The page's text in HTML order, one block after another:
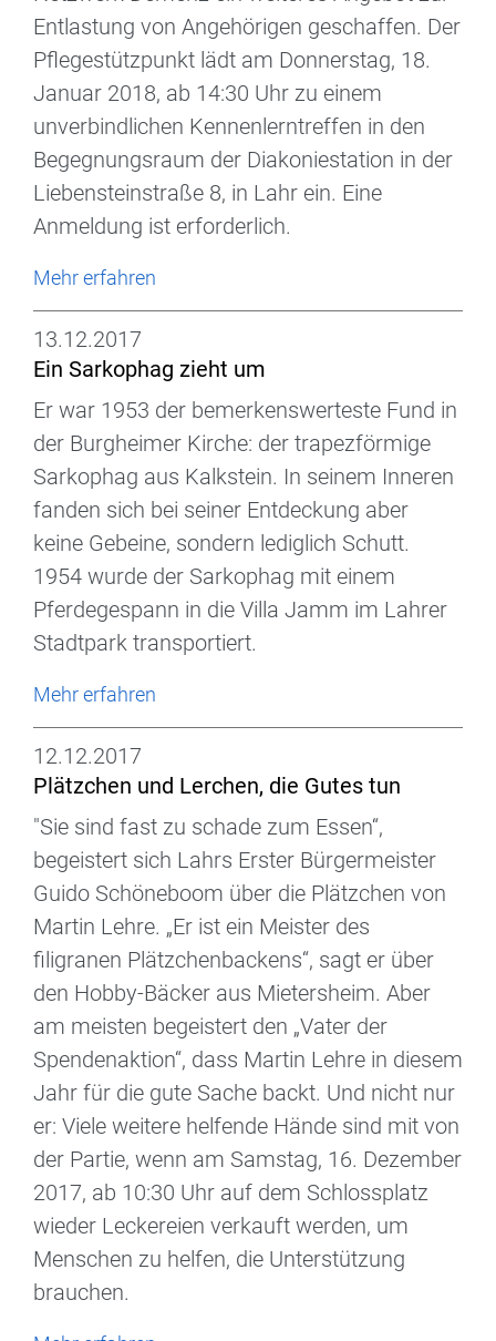
Entlastung von Angehörigen geschaffen. Der
Pflegestützpunkt lädt am Donnerstag, 18.
Januar 2018, ab 14:30 Uhr zu einem
unverbindlichen Kennenlerntreffen in den
Begegnungsraum der Diakoniestation in der
Liebensteinstraße 8, in Lahr ein. Eine
Anmeldung ist erforderlich.
Mehr erfahren
13.12.2017
Ein Sarkophag zieht um
Er war 1953 der bemerkenswerteste Fund in
der Burgheimer Kirche: der trapezförmige
Sarkophag aus Kalkstein. In seinem Inneren
fanden sich bei seiner Entdeckung aber
keine Gebeine, sondern lediglich Schutt.
1954 wurde der Sarkophag mit einem
Pferdegespann in die Villa Jamm im Lahrer
Stadtpark transportiert.
Mehr erfahren
12.12.2017
Plätzchen und Lerchen, die Gutes tun
"Sie sind fast zu schade zum Essen“,
begeistert sich Lahrs Erster Bürgermeister
Guido Schöneboom über die Plätzchen von
Martin Lehre. „Er ist ein Meister des
filigranen Plätzchenbackens“, sagt er über
den Hobby-Bäcker aus Mietersheim. Aber
am meisten begeistert den „Vater der
Spendenaktion“, dass Martin Lehre in diesem
Jahr für die gute Sache backt. Und nicht nur
er: Viele weitere helfende Hände sind mit von
der Partie, wenn am Samstag, 16. Dezember
2017, ab 10:30 Uhr auf dem Schlossplatz
wieder Leckereien verkauft werden, um
Menschen zu helfen, die Unterstützung
brauchen.